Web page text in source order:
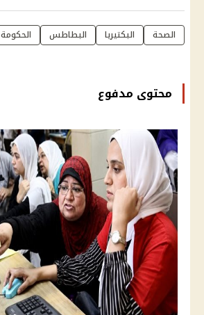
الصحة البكتيريا البطاطس الحكومة
محتوى مدفوع